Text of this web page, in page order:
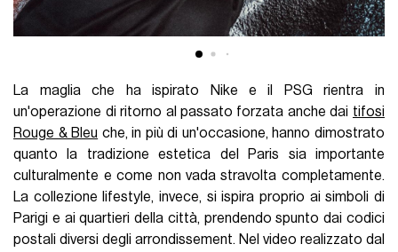
La maglia che ha ispirato Nike e il PSG rientra in
un'operazione di ritorno al passato forzata anche dai tifosi
Rouge & Bleu che, in più di un'occasione, hanno dimostrato
quanto la tradizione estetica del Paris sia importante
culturalmente e come non vada stravolta completamente.
La collezione lifestyle, invece, si ispira proprio ai simboli di
Parigi e ai quartieri della città, prendendo spunto dai codici
postali diversi degli arrondissement. Nel video realizzato dal